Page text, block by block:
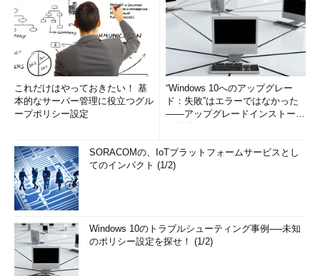
これだけはやっておきたい！ 基
本的なサーバー管理に役立つグル
ープポリシー設定
“Windows 10へのアップグレー
ド：失敗”はエラーではなかった
――アップグレードインストール
SORACOMの、IoTプラットフォームサービスとし
てのインパクト (1/2)
Windows 10のトラブルシューティング事例──未知
のポリシー設定を探せ！ (1/2)